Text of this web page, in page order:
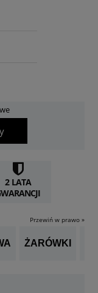
2 LATA
Przewiń w prawo »
ŻARÓWKI